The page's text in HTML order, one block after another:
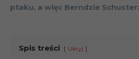
ptaku, a więc Berndzie
Spis treści Ukryj